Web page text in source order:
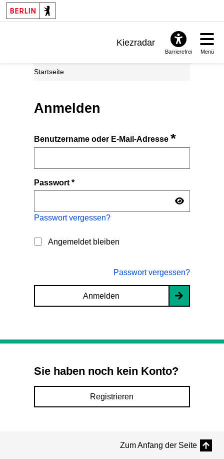
Kiezradar
Barrierefrei Menü
Startseite
Anmelden
Benutzername oder E-Mail-Adresse*
Passwort*
Passwort vergessen?
Angemeldet bleiben
Passwort vergessen?
Anmelden
Sie haben noch kein Konto?
Registrieren
Zum Anfang der Seite